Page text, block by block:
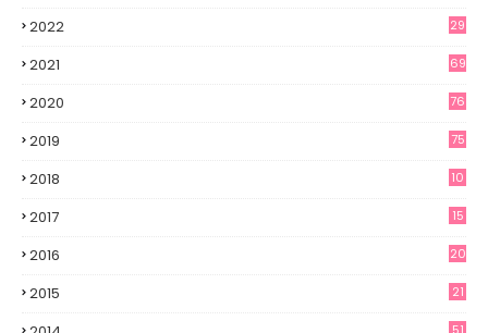
2022 29
2021 69
2020 76
2019 75
2018 10
2017 15
2016 20
2015 21